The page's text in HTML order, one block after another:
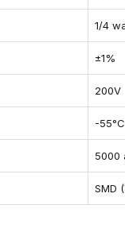
1/4
±1%
200V
-
5000
SMD